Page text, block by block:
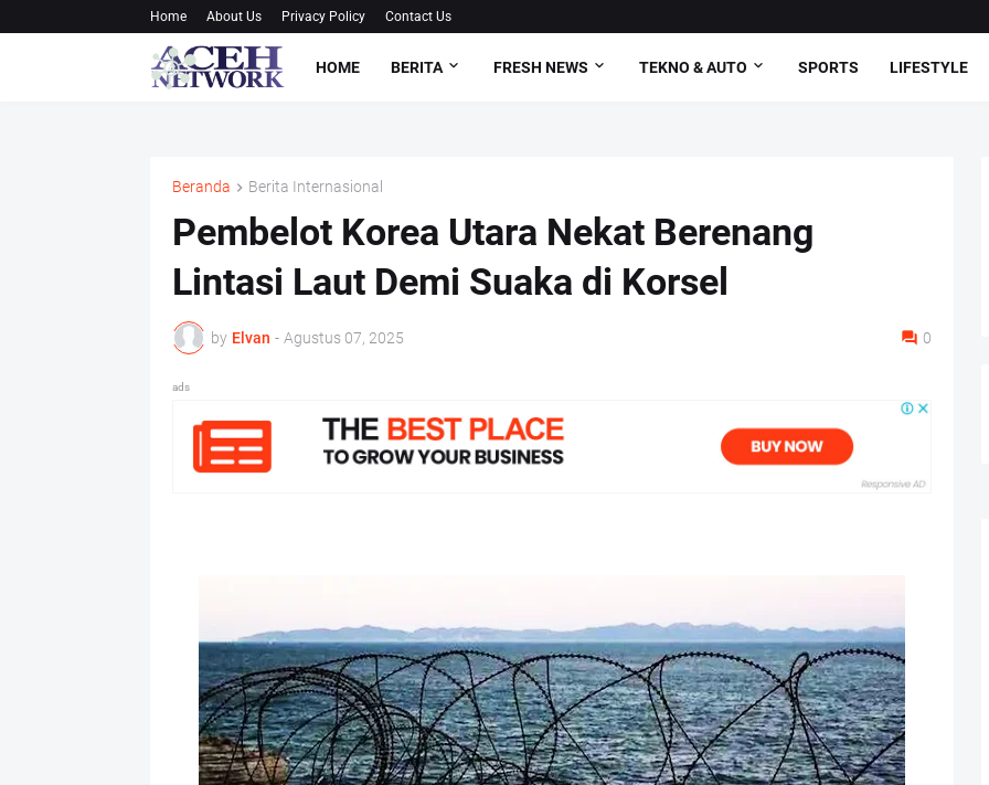
Home About Us Privacy Policy Contact Us
HOME BERITA FRESH NEWS TEKNO & AUTO SPORTS LIFESTYLE
Beranda Berita Internasional
Pembelot Korea Utara Nekat Berenang
Lintasi Laut Demi Suaka di Korsel
by Elvan - Agustus 07, 2025 0
ads